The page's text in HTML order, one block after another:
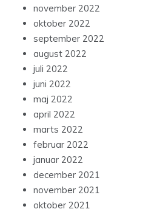
november 2022
oktober 2022
september 2022
august 2022
juli 2022
juni 2022
maj 2022
april 2022
marts 2022
februar 2022
januar 2022
december 2021
november 2021
oktober 2021